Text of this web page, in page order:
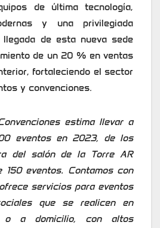
de última tecnología,
y una privilegiada
llegada de esta nueva sede
de un 20 % en ventas
fortaleciendo el sector
y convenciones.
estima llevar a
eventos en 2023, de los
del salón de la Torre AR
150 eventos. Contamos con
servicios para eventos
que se realicen en
o a domicilio, con altos